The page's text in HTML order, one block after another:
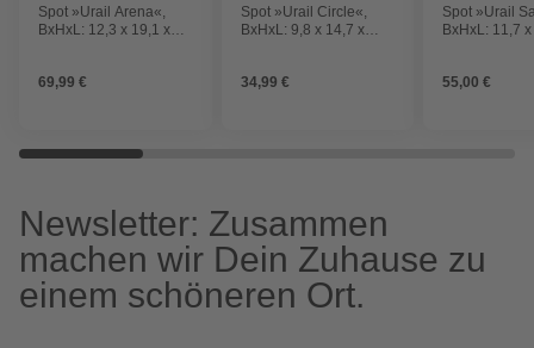
Spot »Urail Arena«,
BxHxL: 12,3 x 19,1 x
69,99 €
Spot »Urail Circle«,
BxHxL: 9,8 x 14,7 x
34,99 €
Spot »Urail
BxHxL: 11,7
55,00 €
Newsletter: Zusammen
machen wir Dein Zuhause zu
einem schöneren Ort.